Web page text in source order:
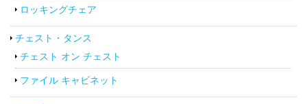
ロッキングチェア
チェスト・タンス
チェスト オン チェスト
ファイル キャビネット